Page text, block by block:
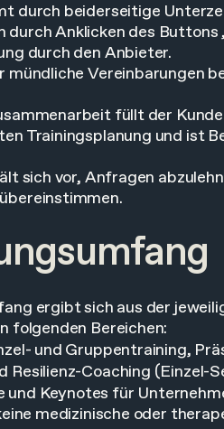
durch beiderseitige
durch Anklicken des
durch den Anbieter.
mündliche Vereinbarungen
füllt der
Trainingsplanung und ist
sich vor, Anfragen
ergibt sich aus der
folgenden Bereichen:
und Gruppentraining,
Resilienz-Coaching (Einzel-
und Keynotes für
medizinische oder